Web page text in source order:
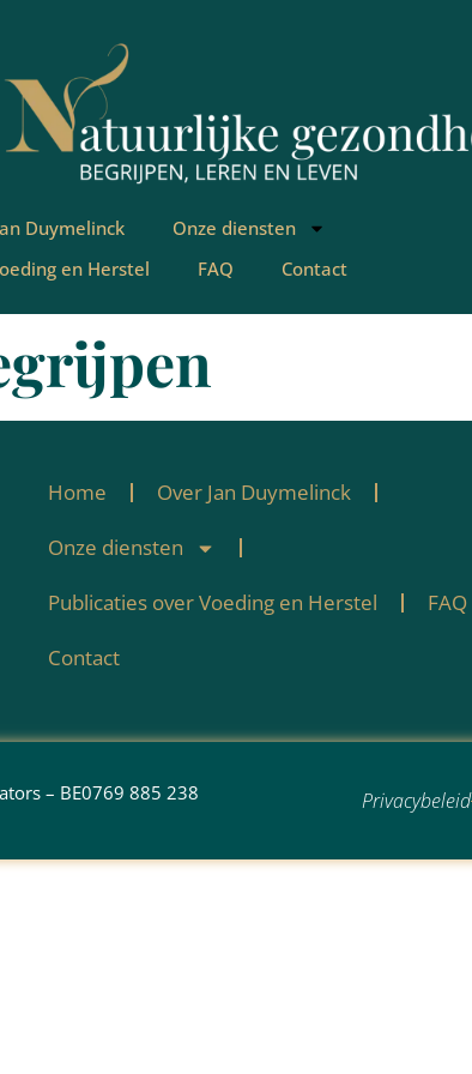
Duymelinck
Onze diensten
en Herstel
FAQ Contact
Home
Over Jan Duymelinck
Onze diensten
Publicaties over Voeding en Herstel
FAQ
Contact
– BE0769 885 238 Privacybeleid